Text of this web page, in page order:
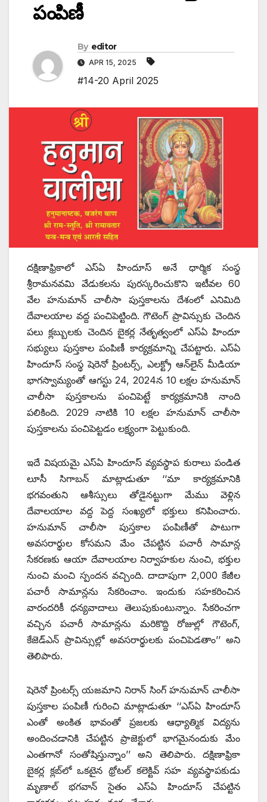
పంపిణీ
By editor
APR 15, 2025
#14-20 April 2025
దక్షిణాఫ్రికాలో ఎస్‌ఏ ‌హిందూస్‌ అనే ధార్మిక సంస్థ
శ్రీరామనవమి వేడుకలను పురస్కరించుకొని ఇటీవల 60
వేల హనుమాన్‌ ‌చాలీసా పుస్తకాలను దేశంలో ఎనిమిది
దేవాలయాల వద్ద పంచిపెట్టింది. గౌటెంగ్‌ ‌ప్రావిన్సుకు చెందిన
పలు క్లబ్బులకు చెందిన బైకర్ల నేతృత్వంలో ఎస్‌ఏ ‌హిందూ
సభ్యులు పుస్తకాల పంపిణీ కార్యక్రమాన్ని చేపట్టారు. ఎస్‌ఏ
‌హిందూస్‌ ‌సంస్థ షెరెనో ప్రింటర్స్, ఎలక్ట్రో ఆన్‌లైన్‌ ‌మీడియా
భాగస్వామ్యంతో ఆగస్టు 24, 2024న 10 లక్షల హనుమాన్‌
‌చాలీసా పుస్తకాలను పంచిపెట్టే కార్యక్రమానికి నాంది
పలికింది. 2029 నాటికి 10 లక్షల హనుమాన్‌ ‌చాలీసా
పుస్తకాలను పంచిపెట్టడం లక్ష్యంగా పెట్టుకుంది.
ఇదే విషయమై ఎస్‌ఏ ‌హిందూస్‌ ‌వ్యవస్థాప కురాలు పండిత
లూసీ సిగాబన్‌ ‌మాట్లాడుతూ ‘‘మా కార్యక్రమానికి
భగవంతుని ఆశీస్సులు తోడైనట్టుగా మేము వెళ్లిన
దేవాలయాల వద్ద పెద్ద సంఖ్యలో భక్తులు కనిపించారు.
హనుమాన్‌ ‌చాలీసా పుస్తకాల పంపిణీతో పాటుగా
అవసరార్థుల కోసమని మేం చేపట్టిన పచారీ సామాన్ల
సేకరణకు ఆయా దేవాలయాల నిర్వాహకుల నుంచి, భక్తుల
నుంచి మంచి స్పందన వచ్చింది. దాదాపుగా 2,000 కేజీల
పచారీ సామాన్లను సేకరించాం. ఇందుకు సహకరించిన
వారందరికీ ధన్యవాదాలు తెలుపుకుంటున్నాం. సేకరించగా
వచ్చిన పచారీ సామాన్లను మరికొద్ది రోజుల్లో గౌటెంగ్‌,
‌కేజెడ్‌ఎన్‌ ‌ప్రావిన్సుల్లో అవసరార్థులకు పంచిపెడతాం’’ అని
తెలిపారు.
షెరెనో ప్రింటర్స్ ‌యజమాని నిరాన్‌ ‌సింగ్‌ ‌హనుమాన్‌ ‌చాలీసా
పుస్తకాల పంపిణీ గురించి మాట్లాడుతూ ‘‘ఎస్‌ఏ ‌హిందూస్‌
ఎం‌తో అంకిత భావంతో ప్రజలకు ఆధ్యాత్మిక విద్యను
అందించడానికి చేపట్టిన ప్రాజెక్టులో భాగమైనందుకు మేం
ఎంతగానో సంతోషిస్తున్నాం’’ అని తెలిపారు. దక్షిణాఫ్రికా
బైకర్ల క్లబ్‌లో ఒకటైన థ్రోటల్‌ ‌కలెక్టివ్‌ ‌సహ వ్యవస్థాపకుడు
మృణాల్‌ ‌భగవాన్‌ ‌సైతం ఎస్‌ఏ ‌హిందూస్‌ ‌చేపట్టిన